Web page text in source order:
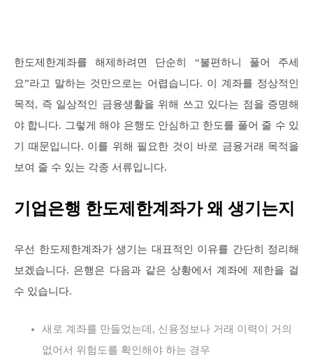
한도제한계좌를 해제하려면 단순히 “불편하니 풀어 주세
요”라고 말하는 것만으로는 어렵습니다. 이 계좌를 정상적인
목적, 즉 일상적인 금융생활을 위해 쓰고 있다는 점을 증명해
야 합니다. 그렇게 해야 은행도 안심하고 한도를 풀어 줄 수 있
기 때문입니다. 이를 위해 필요한 것이 바로 금융거래 목적을
보여 줄 수 있는 각종 서류입니다.
기업은행 한도제한계좌가 왜 생기는지
우선 한도제한계좌가 생기는 대표적인 이유를 간단히 정리해
보겠습니다. 은행은 다음과 같은 상황에서 계좌에 제한을 걸
수 있습니다.
새로 계좌를 만들었는데, 신용정보나 거래 이력이 거의
없어서 위험도를 확인해야 하는 경우